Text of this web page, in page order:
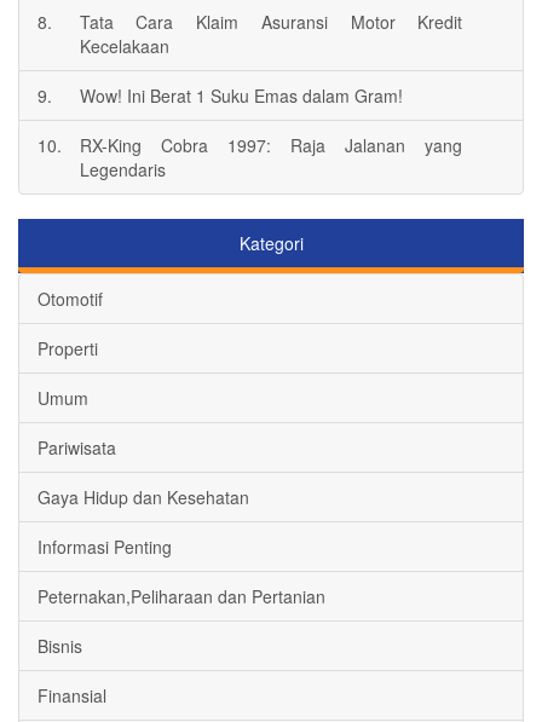
8.
Tata Cara Klaim Asuransi Motor Kredit
Kecelakaan
9. Wow! Ini Berat 1 Suku Emas dalam Gram!
10.
RX-King Cobra 1997: Raja Jalanan yang
Legendaris
Kategori
Otomotif
Properti
Umum
Pariwisata
Gaya Hidup dan Kesehatan
Informasi Penting
Peternakan,Peliharaan dan Pertanian
Bisnis
Finansial